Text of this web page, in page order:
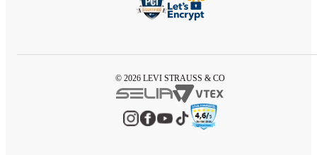
© 2026 LEVI STRAUSS & CO